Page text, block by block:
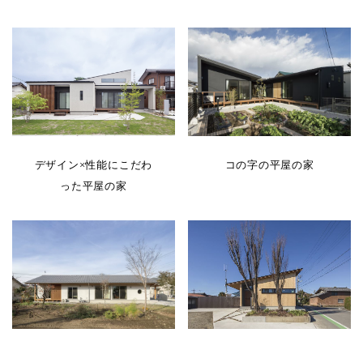
デザイン×性能にこだわ
った平屋の家
コの字の平屋の家